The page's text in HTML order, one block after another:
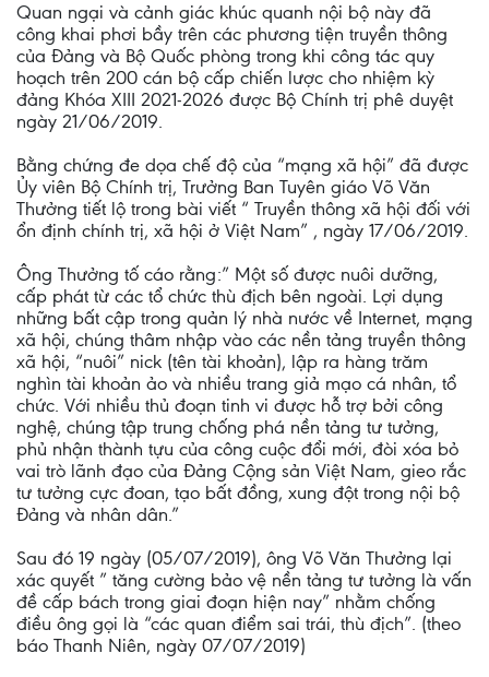
Quan ngại và cảnh giác khúc quanh nội bộ này đã
công khai phơi bầy trên các phương tiện truyền thông
của Đảng và Bộ Quốc phòng trong khi công tác quy
hoạch trên 200 cán bộ cấp chiến lược cho nhiệm kỳ
đảng Khóa XIII 2021-2026 được Bộ Chính trị phê duyệt
ngày 21/06/2019.
Bằng chứng đe dọa chế độ của “mạng xã hội” đã được
Ủy viên Bộ Chính trị, Trưởng Ban Tuyên giáo Võ Văn
Thưởng tiết lộ trong bài viết “ Truyền thông xã hội đối với
ổn định chính trị, xã hội ở Việt Nam” , ngày 17/06/2019.
Ông Thưởng tố cáo rằng:” Một số được nuôi dưỡng,
cấp phát từ các tổ chức thù địch bên ngoài. Lợi dụng
những bất cập trong quản lý nhà nước về Internet, mạng
xã hội, chúng thâm nhập vào các nền tảng truyền thông
xã hội, “nuôi” nick (tên tài khoản), lập ra hàng trăm
nghìn tài khoản ảo và nhiều trang giả mạo cá nhân, tổ
chức. Với nhiều thủ đoạn tinh vi được hỗ trợ bởi công
nghệ, chúng tập trung chống phá nền tảng tư tưởng,
phủ nhận thành tựu của công cuộc đổi mới, đòi xóa bỏ
vai trò lãnh đạo của Đảng Cộng sản Việt Nam, gieo rắc
tư tưởng cực đoan, tạo bất đồng, xung đột trong nội bộ
Đảng và nhân dân.”
Sau đó 19 ngày (05/07/2019), ông Võ Văn Thưởng lại
xác quyết ” tăng cường bảo vệ nền tảng tư tưởng là vấn
đề cấp bách trong giai đoạn hiện nay” nhằm chống
điều ông gọi là “các quan điểm sai trái, thù địch”. (theo
báo Thanh Niên, ngày 07/07/2019)